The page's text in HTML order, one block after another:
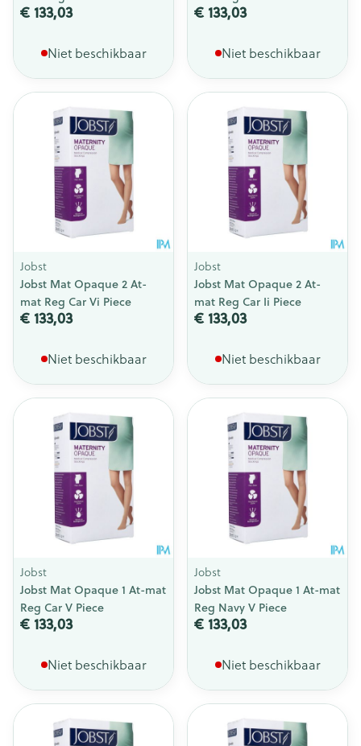
€ 133,03
Niet beschikbaar
€ 133,03
Niet beschikbaar
Jobst
Jobst Mat Opaque 2 At-
mat Reg Car Vi Piece
€ 133,03
Niet beschikbaar
Jobst
Jobst Mat Opaque 2 At-
mat Reg Car Ii Piece
€ 133,03
Niet beschikbaar
Jobst
Jobst Mat Opaque 1 At-mat
Reg Car V Piece
€ 133,03
Niet beschikbaar
Jobst
Jobst Mat Opaque 1 At-mat
Reg Navy V Piece
€ 133,03
Niet beschikbaar